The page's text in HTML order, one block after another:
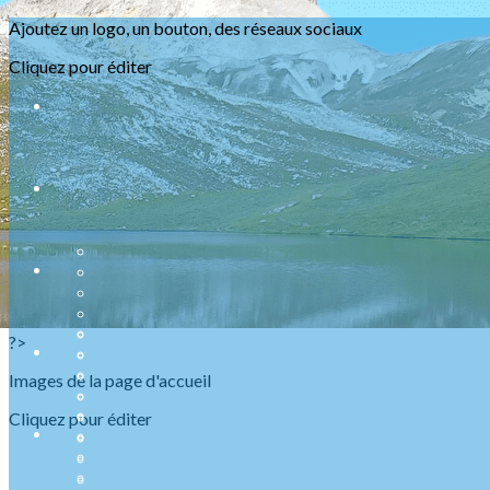
Exporter les lignes sélectionnées
Exporter toutes les colonnes
Exporter uniquement les colonnes affichées
Menu
<
>
Présentation
Nos ABR
Agenda Raquettes
Agenda Randonnées
Sorties en refuge
Infos urgentes
Ajoutez un logo, un bouton, des réseaux sociaux
Cliquez pour éditer
?>
Images de la page d'accueil
Cliquez pour éditer